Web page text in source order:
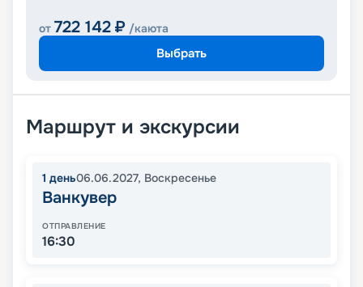
от 722 142 ₽ /каюта
Выбрать
Маршрут и экскурсии
1 день06.06.2027, Воскресенье
Ванкувер
ОТПРАВЛЕНИЕ
16:30